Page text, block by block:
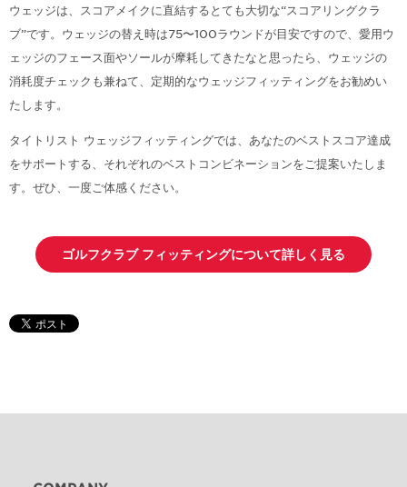
ウェッジは、スコアメイクに直結するとても大切な“スコアリングクラ
ブ”です。ウェッジの替え時は75〜100ラウンドが目安ですので、愛用ウ
ェッジのフェース面やソールが摩耗してきたなと思ったら、ウェッジの
消耗度チェックも兼ねて、定期的なウェッジフィッティングをお勧めい
たします。
タイトリスト ウェッジフィッティングでは、あなたのベストスコア達成
をサポートする、それぞれのベストコンビネーションをご提案いたしま
す。ぜひ、一度ご体感ください。
ゴルフクラブ フィッティングについて詳しく見る